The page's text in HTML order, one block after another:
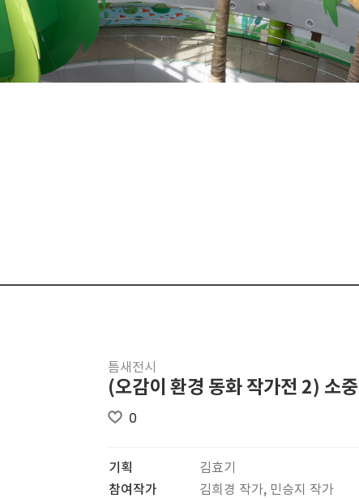
틈새전시
(오감이 환경 동화 작가전 2) 소
0
기획
김효기
참여작가
김희경 작가, 민승지 작가